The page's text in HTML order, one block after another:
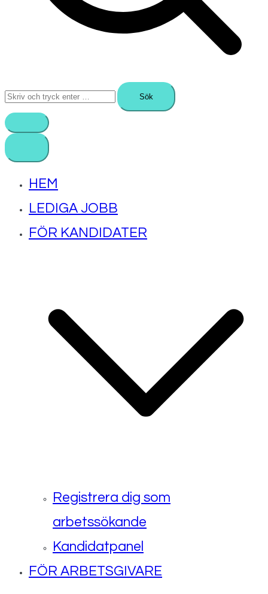
Sök
HEM
LEDIGA JOBB
FÖR KANDIDATER
Registrera dig som
arbetssökande
Kandidatpanel
FÖR ARBETSGIVARE